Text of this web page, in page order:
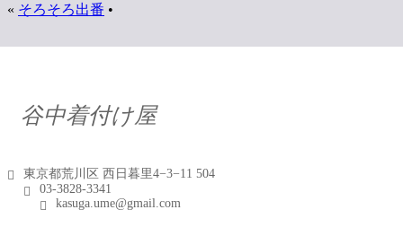
« そろそろ出番 •
谷中着付け屋
東京都荒川区 西日暮里4−3−11 504
03-3828-3341
kasuga.ume@gmail.com